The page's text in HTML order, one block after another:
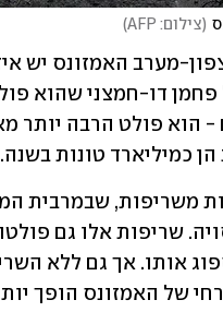
(צילום: AFP )
כמיליארד טונות בשנה.